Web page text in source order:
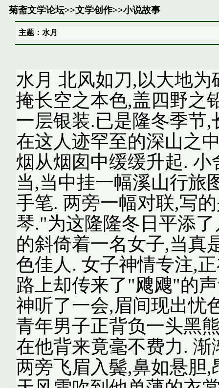
菊斋文学论坛>>文学创作>>小说故事
主题：水月
水月 北风如刀,以大地
掩长空之本色,盖四野之
一层银装.已是隆冬季节
在这人迹罕至的深山之
烟从烟囱中缓缓升起.
当,当中挂一幅溪山行旅
手笔. 两旁一幅对联,写
琴."为这隆隆冬日平添
的斜倚着一名女子,当真
色佳人. 女子神情专注,
路上却传来了"飕飕"的
神听了一会,眉间现出忧
青年男子正背负一头黑
在他背来竟毫不费力.
两旁飞眉入鬓,鼻如悬胆